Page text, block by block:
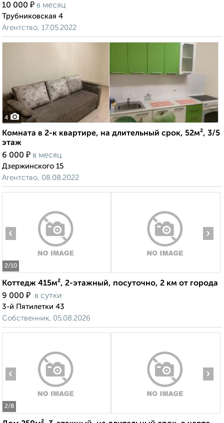
10 000 ₽ в месяц
Трубниковская 4
Агентство, 17.05.2022
4
Комната в 2-к квартире, на длительный срок, 52м², 3/5
этаж
6 000 ₽ в месяц
Дзержинского 15
Агентство, 08.08.2022
2/10
‹ ›
Коттедж 415м², 2-этажный, посуточно, 2 км от города
9 000 ₽ в сутки
3-й Пятилетки 43
Собственник, 05.08.2026
2/8
‹ ›